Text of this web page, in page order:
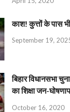
काश! कुत्तों के पास
September 19,
बिहार विधानसभा
का शिक्षा जन-
October 16, 2020